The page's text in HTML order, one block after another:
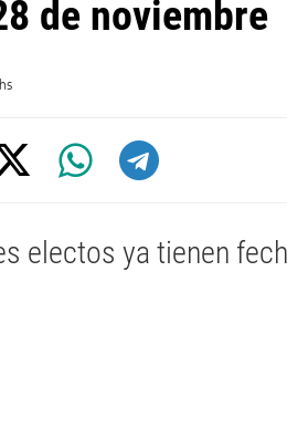
de noviembre
electos ya tienen